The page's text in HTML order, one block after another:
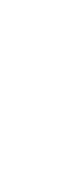
Real
en el salón
la Patrona de
aniversario
En una
y miembros
la Divina
Pallarés,